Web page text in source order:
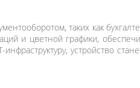
таких как
и цветной графики,
устройство